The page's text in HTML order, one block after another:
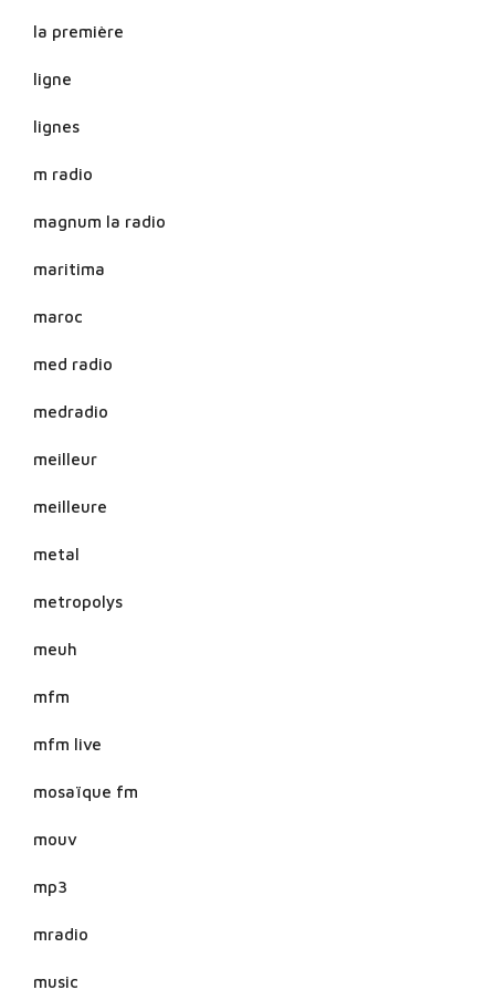
la première
ligne
lignes
m radio
magnum la radio
maritima
maroc
med radio
medradio
meilleur
meilleure
metal
metropolys
meuh
mfm
mfm live
mosaïque fm
mouv
mp3
mradio
music